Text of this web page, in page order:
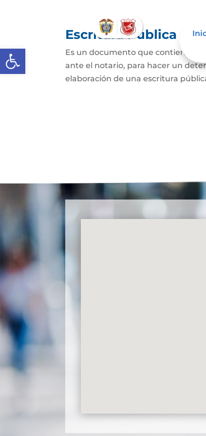
Abrir barra de herramientas
Escritura Pública
Es un documento que contiene la
ante el notario, para hacer un
elaboración de una escritura